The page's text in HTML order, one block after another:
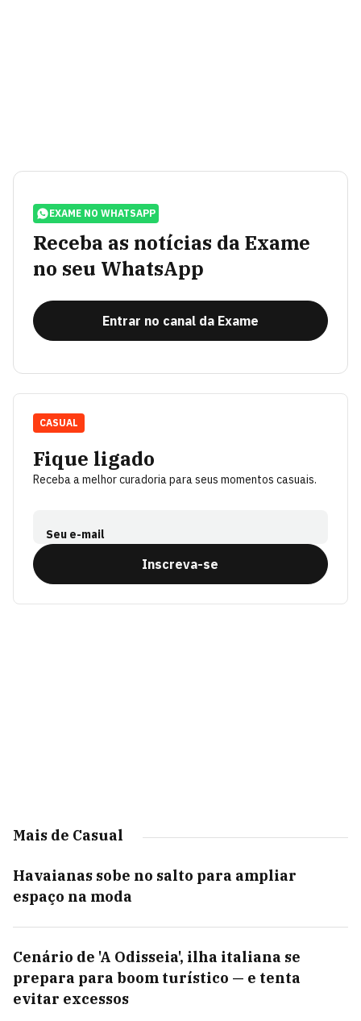
EXAME NO WHATSAPP
Receba as notícias da Exame
no seu WhatsApp
Entrar no canal da Exame
Fique ligado
Receba a melhor curadoria para seus momentos casuais.
Seu e-mail
Inscreva-se
CASUAL
Mais de Casual
Havaianas sobe no salto para ampliar
espaço na moda
Cenário de 'A Odisseia', ilha italiana se
prepara para boom turístico — e tenta
evitar excessos